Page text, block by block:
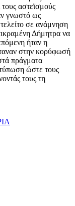
αστεϊσμούς
γνωστό ως
σε ανάμνηση
Δήμητρα να
ήταν η
στην κορύφωσή
πράγματα
ώστε τους
τους τη